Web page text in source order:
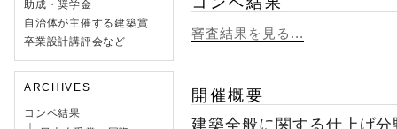
助成・奨学金
自治体が主催する建築賞
卒業設計講評会など
ARCHIVES
コンペ結果
審査結果を見る...
開催概要
建築全般に関する仕上げ